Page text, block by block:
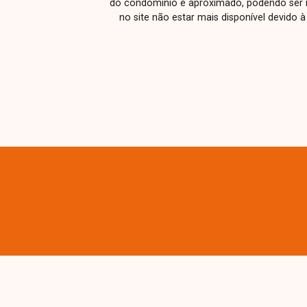
do condomínio é aproximado, podendo
no site não estar mais disponível devido